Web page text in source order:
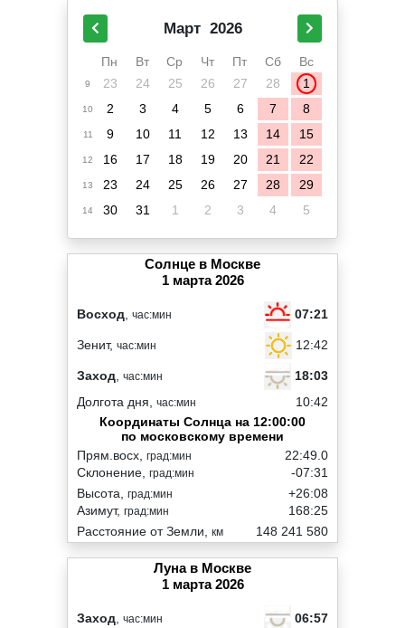
Март 2026
Пн Вт Ср Чт Пт Сб Вс
9 23 24 25 26 27 28 1
10 2 3 4 5 6 7 8
11 9 10 11 12 13 14 15
12 16 17 18 19 20 21 22
13 23 24 25 26 27 28 29
14 30 31 1 2 3 4 5
Солнце в Москве
1 марта 2026
Восход час:мин 07:21
Зенит, час:мин 12:42
Заход час:мин
18:03
Долгота дня, час:мин
10:42
Координаты Солнца на 12:00:00
по московскому времени
Прям.восх, град:мин
Склонение, град:мин
22:49.0
-07:31
Высота, град:мин
Азимут, град:мин
+26:08
168:25
Расстояние от Земли, км 148 241 580
Луна в Москве
1 марта 2026
Заход час:мин
06:57